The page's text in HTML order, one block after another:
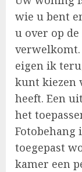
wie u bent
u over op
eigen ik
kunt kiezen
heeft. Een
het
Fotobehang
toegepast
kamer een